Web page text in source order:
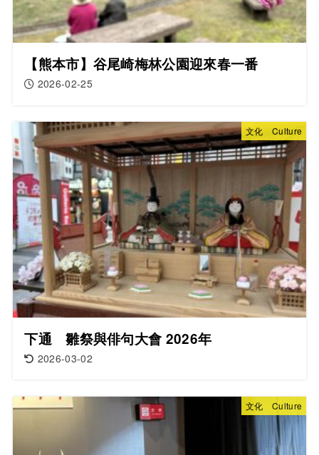
【熊本市】谷尾崎梅林公園迎來春一番
2026-02-25
文化 Culture
下通 雛祭與俳句大會 2026年
2026-03-02
文化 Culture